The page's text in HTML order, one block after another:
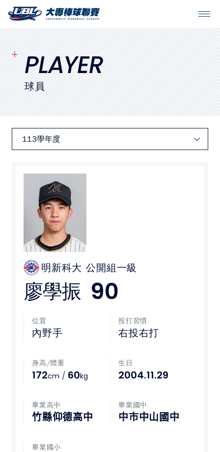
SITEMAP
首頁
球隊戰績
賽程表
球隊與球員
比賽場地
最新消息
媒體文章
下載專區
聯絡我們
POLICY
隱私權政策
網站使用條款
教育部體育署
中華民國大專院校體育總會
PLAYER
球員
明新科大 公開組一級
廖學振 90
位置
內野手
投打習慣
右投右打
身高/體重
172cm / 60kg
生日
2004.11.29
畢業高中
竹縣仰德高中
畢業國中
中市中山國中
畢業國小